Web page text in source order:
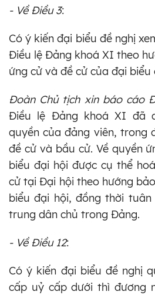
- Về Điều 3:
Có ý kiến đại biểu đề nghị
Điều lệ Đảng khoá XI theo
ứng cử và đề cử của đại biểu
Đoàn Chủ tịch xin báo cáo
Điều lệ Đảng khoá XI đã
quyền của đảng viên, trong
đề cử và bầu cử. Về quyền
biểu đại hội được cụ thể
cử tại Đại hội theo hướng
biểu đại hội, đồng thời
trung dân chủ trong Đảng.
- Về Điều 12:
Có ý kiến đại biểu đề nghị
cấp uỷ cấp dưới thì đương